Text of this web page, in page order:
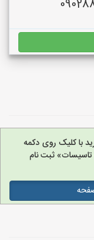
با کلیک روی دکمه
ثبت نام